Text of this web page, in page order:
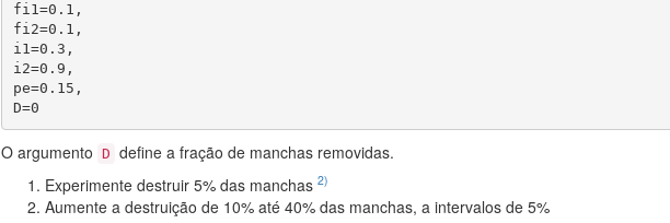
fi1=0.1,
fi2=0.1,
i1=0.3,
i2=0.9,
pe=0.15,
D=0
O argumento D define a fração de manchas removidas.
Experimente destruir 5% das manchas 2)
Aumente a destruição de 10% até 40% das manchas, a intervalos de 5%